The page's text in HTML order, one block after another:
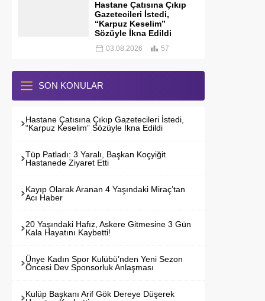
Hastane Çatısına Çıkıp
Gazetecileri İstedi,
“Karpuz Keselim”
Sözüyle İkna Edildi
03.08.2026 57
SON KONULAR
Hastane Çatısına Çıkıp Gazetecileri İstedi,
“Karpuz Keselim” Sözüyle İkna Edildi
Tüp Patladı: 3 Yaralı, Başkan Koçyiğit
Hastanede Ziyaret Etti
Kayıp Olarak Aranan 4 Yaşındaki Miraç’tan
Acı Haber
20 Yaşındaki Hafız, Askere Gitmesine 3 Gün
Kala Hayatını Kaybetti!
Ünye Kadın Spor Kulübü’nden Yeni Sezon
Öncesi Dev Sponsorluk Anlaşması
Kulüp Başkanı Arif Gök Dereye Düşerek